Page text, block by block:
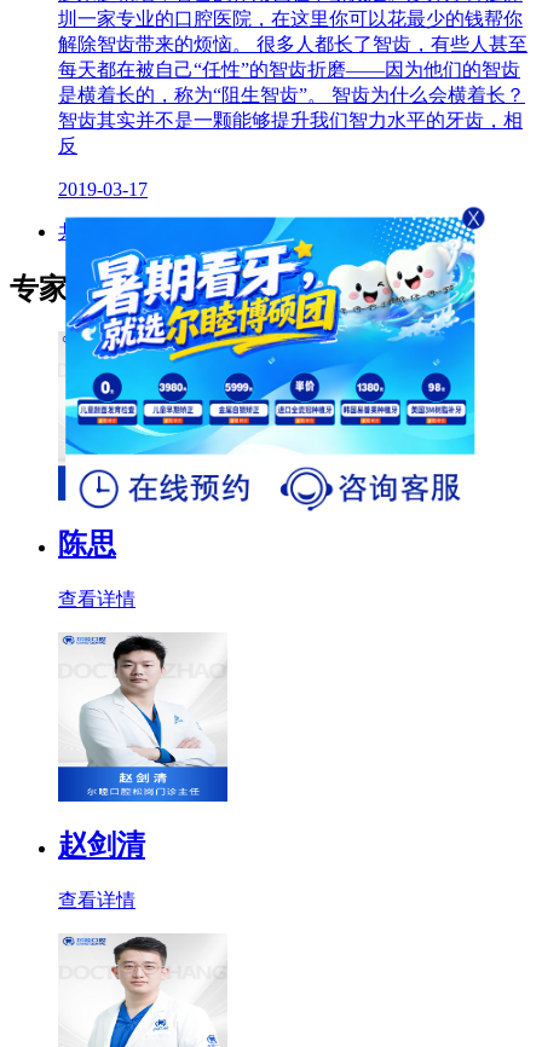
圳一家专业的口腔医院，在这里你可以花最少的钱帮你
解除智齿带来的烦恼。 很多人都长了智齿，有些人甚至
每天都在被自己“任性”的智齿折磨——因为他们的智齿
是横着长的，称为“阻生智齿”。 智齿为什么会横着长？
智齿其实并不是一颗能够提升我们智力水平的牙齿，相
反
2019-03-17
共1页7条
专家推荐
陈思
查看详情
赵剑清
查看详情